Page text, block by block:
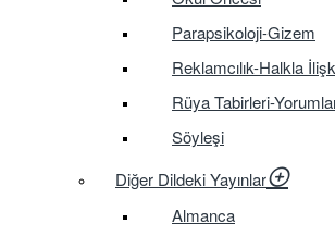
Parapsikoloji-Gizem
Reklamcılık-Halkla
Rüya Tabirleri-
Söyleşi
Diğer Dildeki Yayınlar
Almanca